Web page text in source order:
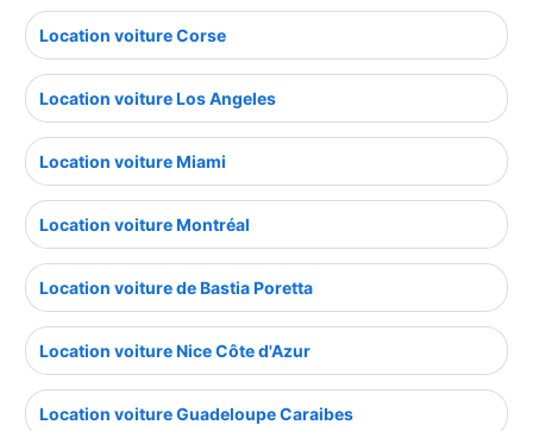
Location voiture Corse
Location voiture Los Angeles
Location voiture Miami
Location voiture Montréal
Location voiture de Bastia Poretta
Location voiture Nice Côte d'Azur
Location voiture Guadeloupe Caraibes